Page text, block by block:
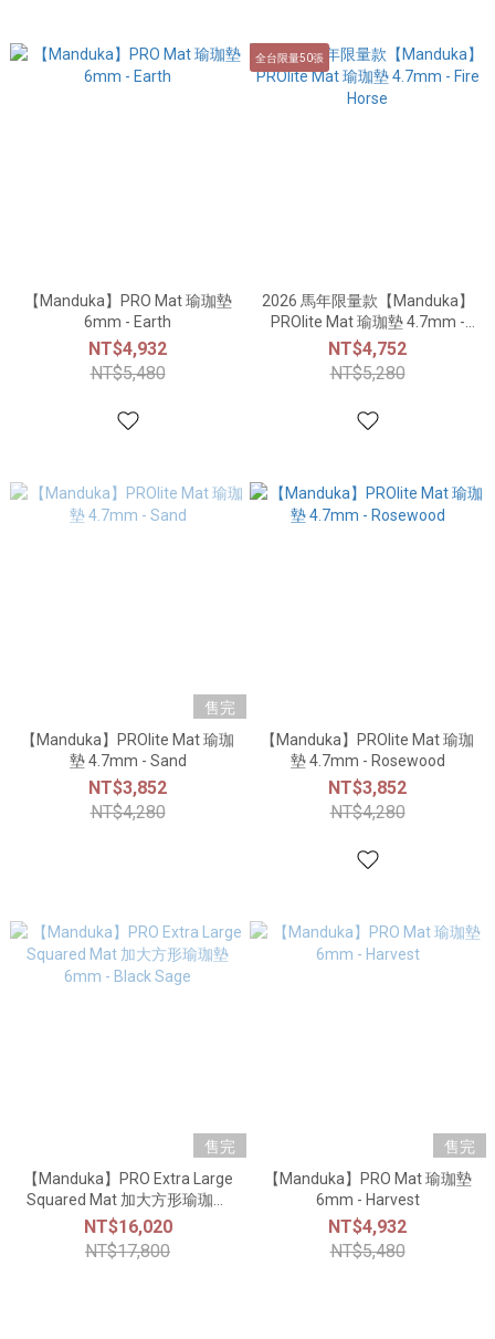
【Manduka】PRO Mat 瑜珈墊
6mm - Earth
NT$4,932
NT$5,480
全台限量50張
2026 馬年限量款【Manduka】
PROlite Mat 瑜珈墊 4.7mm -
Fire Horse
NT$4,752
NT$5,280
售完
【Manduka】PROlite Mat 瑜珈
墊 4.7mm - Sand
NT$3,852
NT$4,280
【Manduka】PROlite Mat 瑜珈
墊 4.7mm - Rosewood
NT$3,852
NT$4,280
售完
【Manduka】PRO Extra Large
Squared Mat 加大方形瑜珈墊
6mm - Black Sage
NT$16,020
NT$17,800
售完
【Manduka】PRO Mat 瑜珈墊
6mm - Harvest
NT$4,932
NT$5,480